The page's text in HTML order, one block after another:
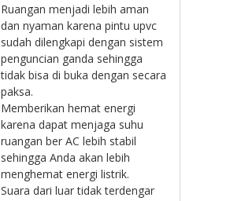
Ruangan menjadi lebih aman
dan nyaman karena pintu upvc
sudah dilengkapi dengan sistem
penguncian ganda sehingga
tidak bisa di buka dengan secara
paksa.
Memberikan hemat energi
karena dapat menjaga suhu
ruangan ber AC lebih stabil
sehingga Anda akan lebih
menghemat energi listrik.
Suara dari luar tidak terdengar